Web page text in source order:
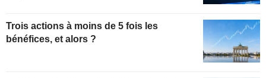
Trois actions à moins de 5 fois les
bénéfices, et alors ?